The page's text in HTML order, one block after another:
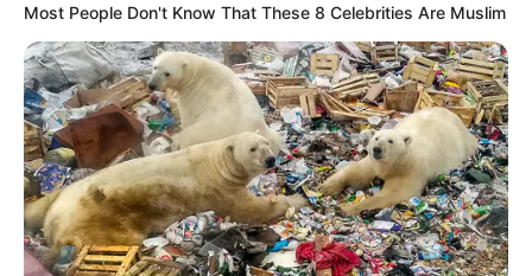
Most People Don't Know That These 8 Celebrities Are Muslim